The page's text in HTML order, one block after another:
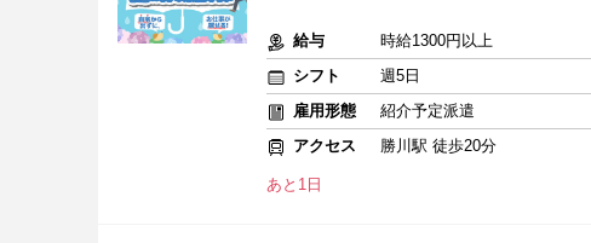
給与
時給1300円以上
シフト
週5日
雇用形態
紹介予定派遣
アクセス
勝川駅 徒歩20分
あと1日